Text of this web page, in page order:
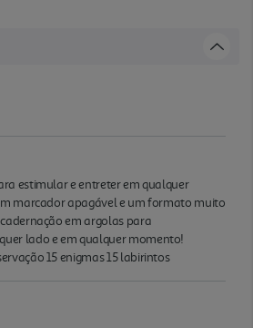
estimular e entreter em qualquer
marcador apagável e um formato muito
em argolas para
lado e em qualquer momento!
15 enigmas 15 labirintos